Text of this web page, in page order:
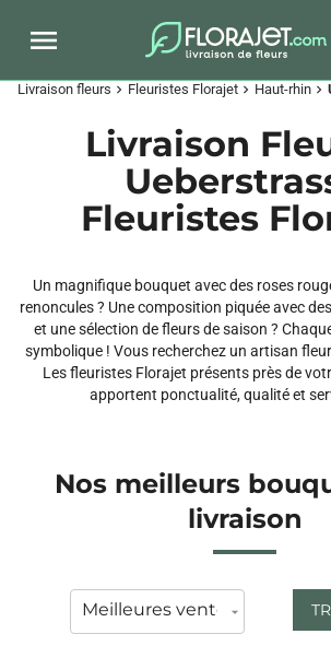
Livraison fleurs chevron_right Fleuristes Florajet chevron_right Haut-rhin chevron_right
Livraison
Fleuristes
Un magnifique bouquet avec des roses
renoncules ? Une composition piquée avec
et une sélection de fleurs de saison ?
symbolique ! Vous recherchez un artisan
Les fleuristes Florajet présents près de
apportent ponctualité, qualité et
Nos meilleurs
livraison